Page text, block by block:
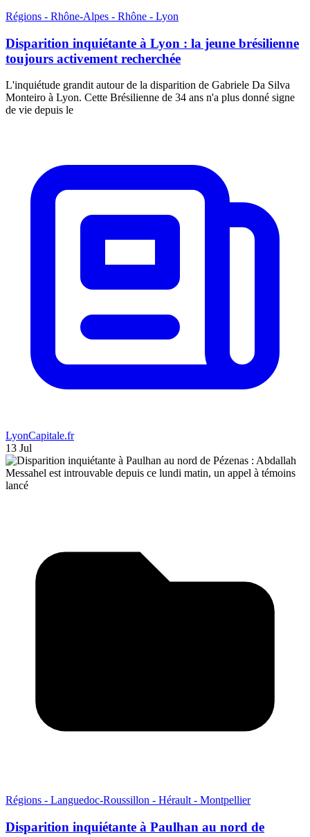
Régions - Rhône-Alpes - Rhône - Lyon
Disparition inquiétante à Lyon : la jeune brésilienne
toujours activement recherchée
L'inquiétude grandit autour de la disparition de Gabriele Da Silva
Monteiro à Lyon. Cette Brésilienne de 34 ans n'a plus donné signe
de vie depuis le
LyonCapitale.fr
13 Jul
Régions - Languedoc-Roussillon - Hérault - Montpellier
Disparition inquiétante à Paulhan au nord de